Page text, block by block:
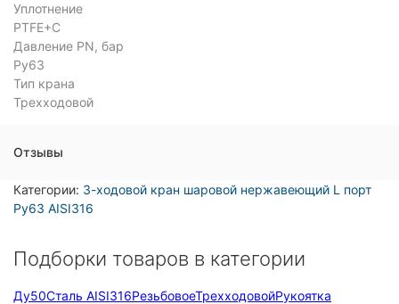
Уплотнение
PTFE+C
Давление PN, бар
Ру63
Тип крана
Трехходовой
Отзывы
Категории: 3-ходовой кран шаровой нержавеющий L порт
Ру63 AISI316
Подборки товаров в категории
Ду50Сталь AISI316РезьбовоеТрехходовойРукоятка